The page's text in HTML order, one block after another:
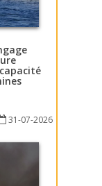
31-07-2026